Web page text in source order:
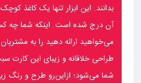
بدانند. این ابزار تنها یک کاغذ
آن درج شده است. اینکه شما چه
می‌خواهید ارائه دهید را به
طراحی خلاقانه و زیبای این کارت
شما می‌شود؛ ازاین‌رو طرح و رنگ